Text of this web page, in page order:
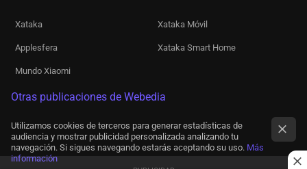
Xataka Xataka Móvil
Applesfera Xataka Smart Home
Mundo Xiaomi
Otras publicaciones de Webedia
Utilizamos cookies de terceros para generar estadísticas de
audiencia y mostrar publicidad personalizada analizando tu
navegación. Si sigues navegando estarás aceptando su uso. Más
información